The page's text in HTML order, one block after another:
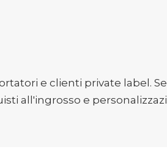
e clienti private label.
all'ingrosso e